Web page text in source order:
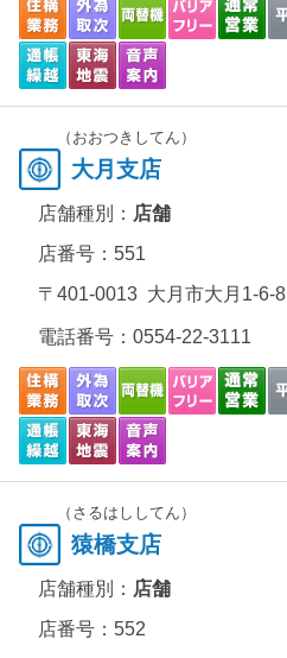
（おおつきしてん）
大月支店
店舗種別： 店舗
店番号：551
〒401-0013 大月市大月1-6-8
電話番号： 0554-22-3111
（さるはししてん）
猿橋支店
店舗種別： 店舗
店番号：552